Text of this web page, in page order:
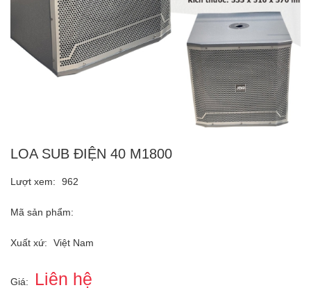
LOA SUB ĐIỆN 40 M1800
Lượt xem: 962
Mã sản phẩm:
Xuất xứ: Việt Nam
Giá: Liên hệ